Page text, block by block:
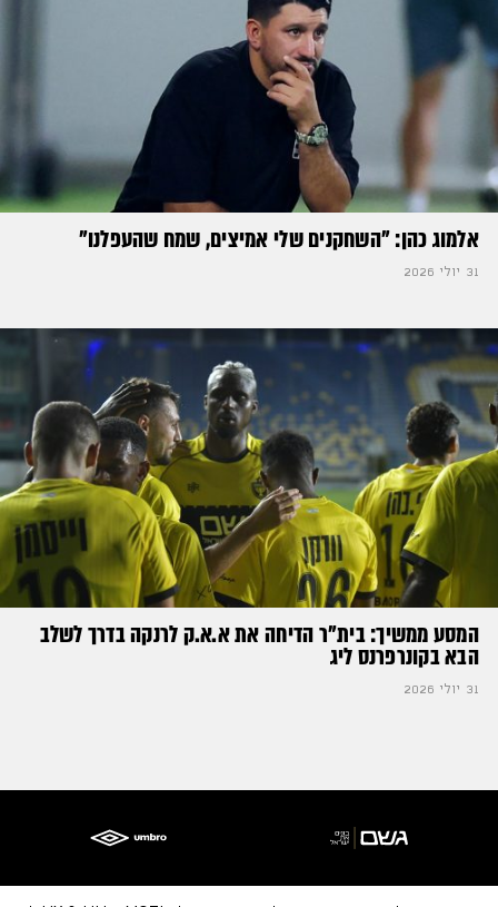
אלמוג כהן: "השחקנים שלי אמיצים, שמח שהעפלנו"
31 יולי 2026
המסע ממשיך: בית"ר הדיחה את א.א.ק לרנקה בדרך לשלב
הבא בקונרפרנס ליג
31 יולי 2026